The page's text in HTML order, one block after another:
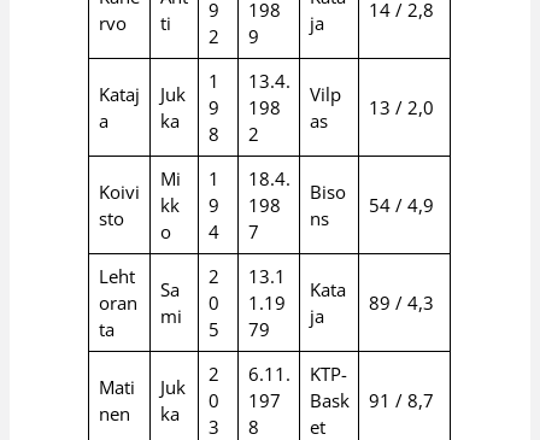
rvo
ti
9
2
198
9
ja
14 / 2,8
Kataj
a
Juk
ka
1
9
8
13.4.
198
2
Vilp
as
13 / 2,0
Koivi
sto
Mi
kk
o
1
9
4
18.4.
198
7
Biso
ns
54 / 4,9
Leht
oran
ta
Sa
mi
2
0
5
13.1
1.19
79
Kata
ja
89 / 4,3
Mati
nen
Juk
ka
2
0
3
6.11.
197
8
KTP-
Bask
et
91 / 8,7